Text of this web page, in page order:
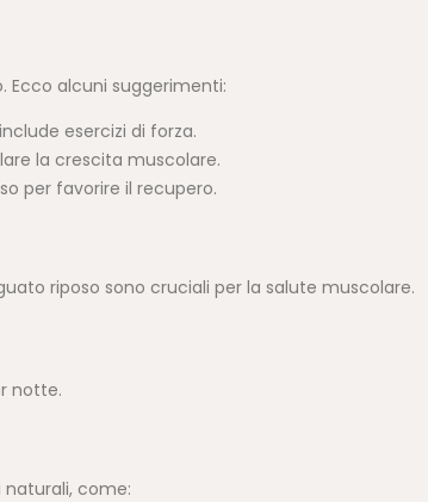
Ecco alcuni suggerimenti:
esercizi di forza.
la crescita muscolare.
per favorire il recupero.
riposo sono cruciali per la salute muscolare.
notte.
naturali, come: